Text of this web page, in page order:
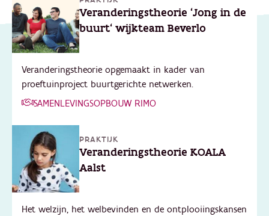
Veranderingstheorie 'Jong in de
buurt' wijkteam Beverlo
Veranderingstheorie opgemaakt in kader van
proeftuinproject buurtgerichte netwerken.
SAMENLEVINGSOPBOUW RIMO
PRAKTIJK
Veranderingstheorie KOALA
Aalst
Het welzijn, het welbevinden en de ontplooiingskansen